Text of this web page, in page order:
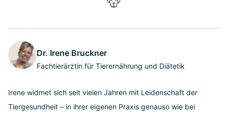
Dr. Irene Bruckner
Fachtierärztin für Tierernährung und Diätetik
Irene widmet sich seit vielen Jahren mit Leidenschaft der
Tiergesundheit – in ihrer eigenen Praxis genauso wie bei